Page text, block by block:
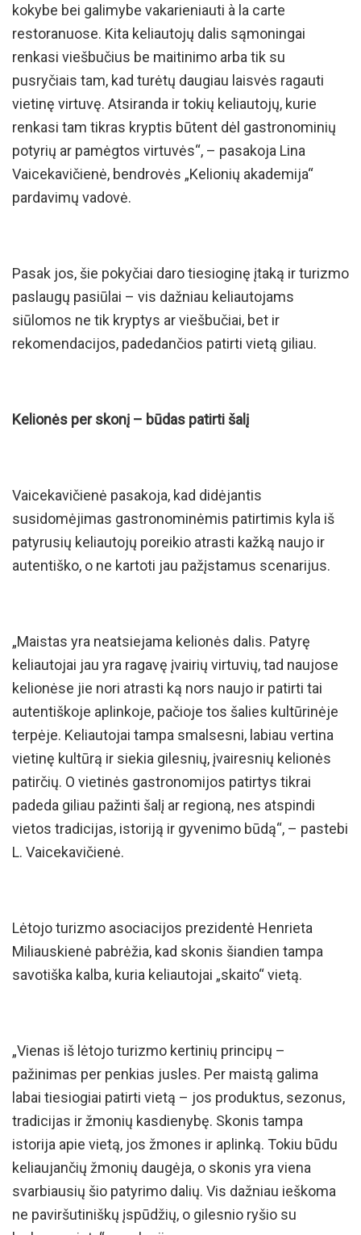
kokybe bei galimybe vakarieniauti à la carte
restoranuose. Kita keliautojų dalis sąmoningai
renkasi viešbučius be maitinimo arba tik su
pusryčiais tam, kad turėtų daugiau laisvės ragauti
vietinę virtuvę. Atsiranda ir tokių keliautojų, kurie
renkasi tam tikras kryptis būtent dėl gastronominių
potyrių ar pamėgtos virtuvės“, – pasakoja Lina
Vaicekavičienė, bendrovės „Kelionių akademija“
pardavimų vadovė.
Pasak jos, šie pokyčiai daro tiesioginę įtaką ir turizmo
paslaugų pasiūlai – vis dažniau keliautojams
siūlomos ne tik kryptys ar viešbučiai, bet ir
rekomendacijos, padedančios patirti vietą giliau.
Kelionės per skonį – būdas patirti šalį
Vaicekavičienė pasakoja, kad didėjantis
susidomėjimas gastronominėmis patirtimis kyla iš
patyrusių keliautojų poreikio atrasti kažką naujo ir
autentiško, o ne kartoti jau pažįstamus scenarijus.
„Maistas yra neatsiejama kelionės dalis. Patyrę
keliautojai jau yra ragavę įvairių virtuvių, tad naujose
kelionėse jie nori atrasti ką nors naujo ir patirti tai
autentiškoje aplinkoje, pačioje tos šalies kultūrinėje
terpėje. Keliautojai tampa smalsesni, labiau vertina
vietinę kultūrą ir siekia gilesnių, įvairesnių kelionės
patirčių. O vietinės gastronomijos patirtys tikrai
padeda giliau pažinti šalį ar regioną, nes atspindi
vietos tradicijas, istoriją ir gyvenimo būdą“, – pastebi
L. Vaicekavičienė.
Lėtojo turizmo asociacijos prezidentė Henrieta
Miliauskienė pabrėžia, kad skonis šiandien tampa
savotiška kalba, kuria keliautojai „skaito“ vietą.
„Vienas iš lėtojo turizmo kertinių principų –
pažinimas per penkias jusles. Per maistą galima
labai tiesiogiai patirti vietą – jos produktus, sezonus,
tradicijas ir žmonių kasdienybę. Skonis tampa
istorija apie vietą, jos žmones ir aplinką. Tokiu būdu
keliaujančių žmonių daugėja, o skonis yra viena
svarbiausių šio patyrimo dalių. Vis dažniau ieškoma
ne paviršutiniškų įspūdžių, o gilesnio ryšio su